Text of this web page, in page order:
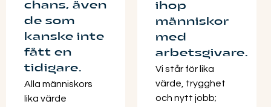
chans, även
de som
kanske inte
fått en
tidigare.
Alla människors
lika värde
ihop
människor
med
arbetsgivare.
Vi står för lika
värde, trygghet
och nytt jobb;